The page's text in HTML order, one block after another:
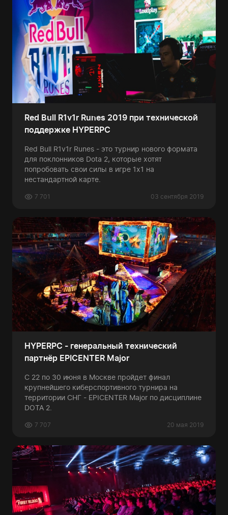
Red Bull R1v1r Runes 2019 при технической
поддержке HYPERPC
Red Bull R1v1r Runes - это турнир нового формата
для поклонников Dota 2, которые хотят
попробовать свои силы в игре 1х1 на
нестандартной карте.
03 сентября 2019
7 701
HYPERPC - генеральный технический
партнёр EPICENTER Major
С 22 по 30 июня в Москве пройдет финал
крупнейшего киберспортивного турнира на
территории СНГ - EPICENTER Major по дисциплине
DOTA 2.
20 мая 2019
7 707